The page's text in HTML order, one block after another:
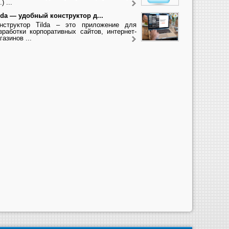
...
— удобный конструктор д...
Tilda – это приложение для
корпоративных сайтов, интернет-
...